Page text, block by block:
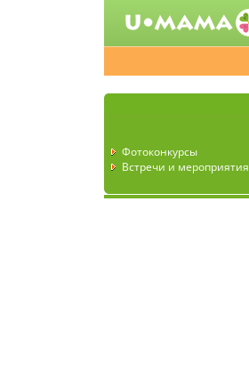
Фотоконкурсы
Встречи и мероприятия